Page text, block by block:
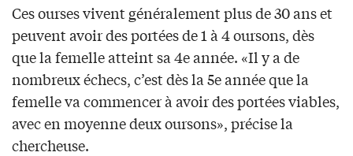
Ces ourses vivent généralement plus de 30 ans et
peuvent avoir des portées de 1 à 4 oursons, dès
que la femelle atteint sa 4e année. «Il y a de
nombreux échecs, c’est dès la 5e année que la
femelle va commencer à avoir des portées viables,
avec en moyenne deux oursons», précise la
chercheuse.